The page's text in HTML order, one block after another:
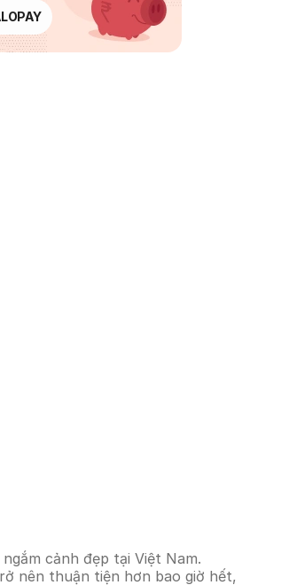
cảnh đẹp tại Việt Nam.
nên thuận tiện hơn bao giờ hết,